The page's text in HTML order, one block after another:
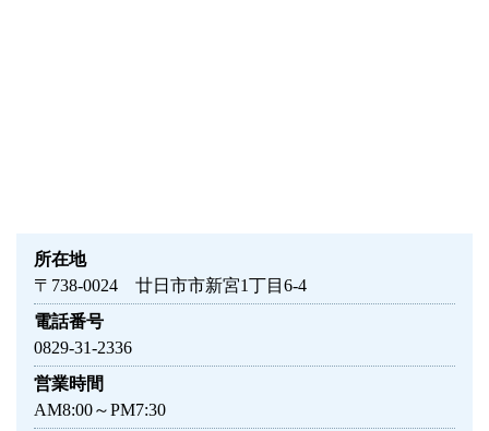
所在地
〒738-0024 廿日市市新宮1丁目6-4
電話番号
0829-31-2336
営業時間
AM8:00～PM7:30